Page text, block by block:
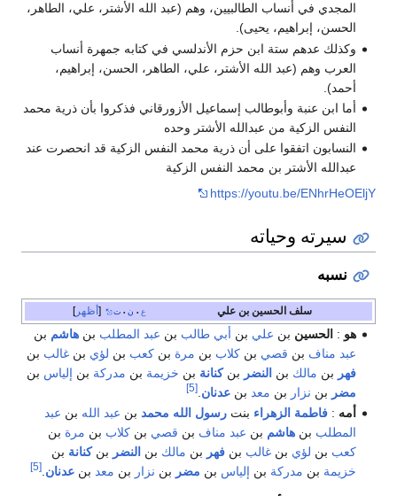
المجدي في أنساب الطالبيين، وهم (عبد الله الأشتر، علي، الطاهر،
الحسن، إبراهيم، يحيى).
وكذلك عدهم ستة ابن حزم الأندلسي في كتابه جمهرة أنساب
العرب وهم (عبد الله الأشتر، علي، الطاهر، الحسن، إبراهيم،
أحمد).
أما ابن عنبة وأبوطالب إسماعيل الأزورقاني فذكروا بأن ذرية محمد
النفس الزكية من عبدالله الأشتر وحده
النسابون اتفقوا على أن ذرية محمد النفس الزكية قد انحصرت عند
عبدالله الأشتر بن محمد النفس الزكية
https://youtu.be/ENhrHeOEljY
سيرته وحياته
نسبه
أظهر ع • ن • ت سلف الحسين بن علي
هو : الحسين بن علي بن أبي طالب بن عبد المطلب بنهاشم بن
عبد مناف بن قصي بنكلاب بن مرة بنكعب بن لؤي بنغالب بن
فهر بن مالك بن النضر بنكنانة بن خزيمة بن مدركة بن إلياس بن
مضر بن نزار بن معد بنعدنان .
[5]
أمه :فاطمة الزهراء بنترسول الله محمد بن عبد الله بن عبد
المطلب بنهاشم بن عبد مناف بن قصي بنكلاب بن مرة بن
كعب بن لؤي بنغالب بنفهر بن مالك بن النضر بنكنانة بن
خزيمة بن مدركة بن إلياس بن مضر بن نزار بن معد بنعدنان .
[5]